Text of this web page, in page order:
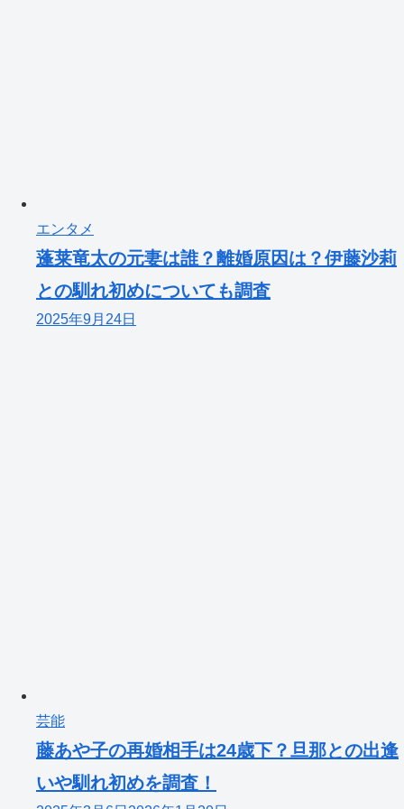
エンタメ
蓬莱竜太の元妻は誰？離婚原因は？伊藤沙莉
との馴れ初めについても調査
2025年9月24日
芸能
藤あや子の再婚相手は24歳下？旦那との出逢
いや馴れ初めを調査！